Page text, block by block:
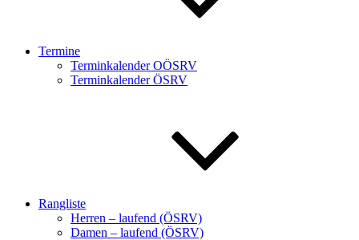
Termine
Terminkalender OÖSRV
Terminkalender ÖSRV
Rangliste
Herren – laufend (ÖSRV)
Damen – laufend (ÖSRV)